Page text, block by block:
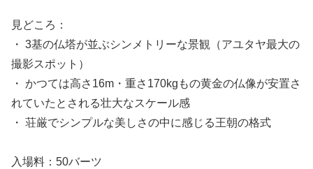
見どころ：
・ 3基の仏塔が並ぶシンメトリーな景観（アユタヤ最大の
撮影スポット）
・ かつては高さ16m・重さ170kgもの黄金の仏像が安置さ
れていたとされる壮大なスケール感
・ 荘厳でシンプルな美しさの中に感じる王朝の格式
入場料：50バーツ